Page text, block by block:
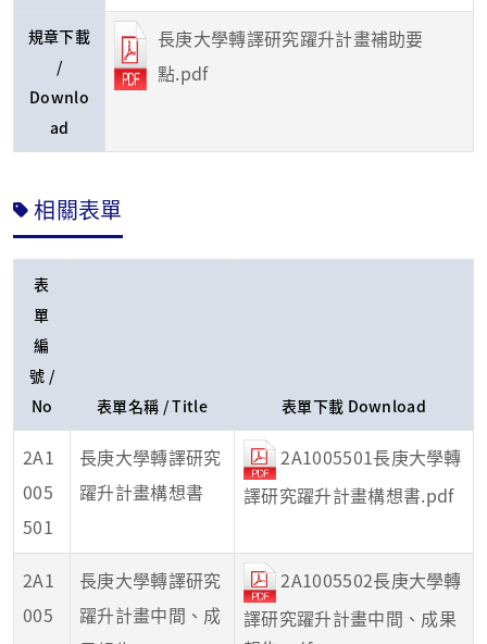
規章下載
/
Downlo
ad
長庚大學轉譯研究躍升計畫補助要
點.pdf
相關表單
表
單
編
號 /
No
表單名稱 / Title 表單下載 Download
2A1
005
501
長庚大學轉譯研究
躍升計畫構想書
2A1005501長庚大學轉
譯研究躍升計畫構想書.pdf
2A1
005
長庚大學轉譯研究
躍升計畫中間、成
2A1005502長庚大學轉
譯研究躍升計畫中間、成果